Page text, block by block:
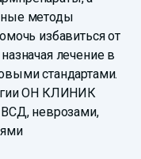
методы
избавиться от
лечение в
стандартами.
ОН КЛИНИК
неврозами,